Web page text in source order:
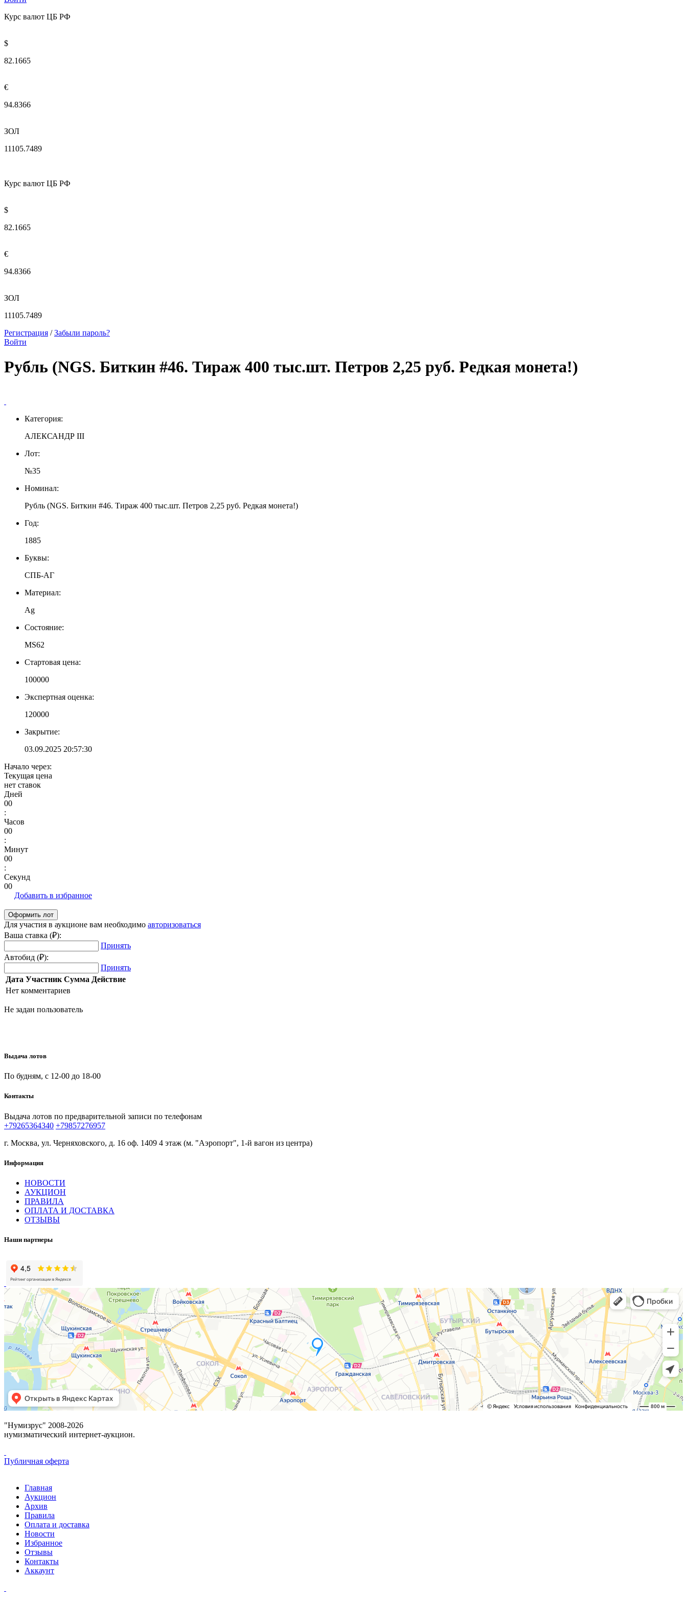
Курс валют ЦБ РФ
$
82.1665
€
94.8366
ЗОЛ
11105.7489
Курс валют ЦБ РФ
$
82.1665
€
94.8366
ЗОЛ
11105.7489
Регистрация / Забыли пароль?
Войти
Рубль (NGS. Биткин #46. Тираж 400 тыс.шт. Петров 2,25 руб. Редкая монета!)
Категория:
АЛЕКСАНДР III
Лот:
№35
Номинал:
Рубль (NGS. Биткин #46. Тираж 400 тыс.шт. Петров 2,25 руб. Редкая монета!)
Год:
1885
Буквы:
СПБ-АГ
Материал:
Ag
Состояние:
MS62
Стартовая цена:
100000
Экспертная оценка:
120000
Закрытие:
03.09.2025 20:57:30
Начало через:
Текущая цена
нет ставок
Дней
00
:
Часов
00
:
Минут
00
:
Секунд
00
Добавить в избранное
Для участия в аукционе вам необходимо авторизоваться
Ваша ставка (₽):
Принять
Автобид (₽):
Принять
Дата Участник Сумма Действие
Нет комментариев
Не задан пользователь
Выдача лотов
По будням, с 12-00 до 18-00
Контакты
Выдача лотов по предварительной записи по телефонам
+79265364340 +79857276957
г. Москва, ул. Черняховского, д. 16 оф. 1409 4 этаж (м. "Аэропорт", 1-й вагон из центра)
Информация
НОВОСТИ
АУКЦИОН
ПРАВИЛА
ОПЛАТА И ДОСТАВКА
ОТЗЫВЫ
Наши партнеры
"Нумизрус" 2008-2026
нумизматический интернет-аукцион.
Публичная оферта
Главная
Аукцион
Архив
Правила
Оплата и доставка
Новости
Избранное
Отзывы
Контакты
Аккаунт